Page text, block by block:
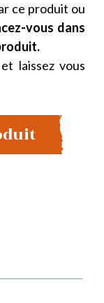
ce produit ou
vous dans
laissez vous